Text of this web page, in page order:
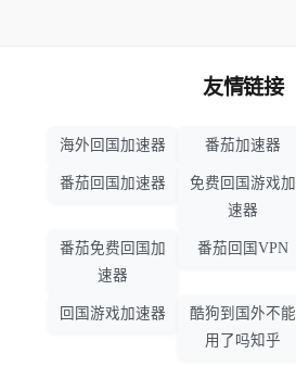
友情链接
海外回国加速器 番茄加速器
番茄回国加速器
免费回国游戏加
速器
番茄免费回国加
速器
番茄回国VPN
回国游戏加速器
酷狗到国外不能
用了吗知乎